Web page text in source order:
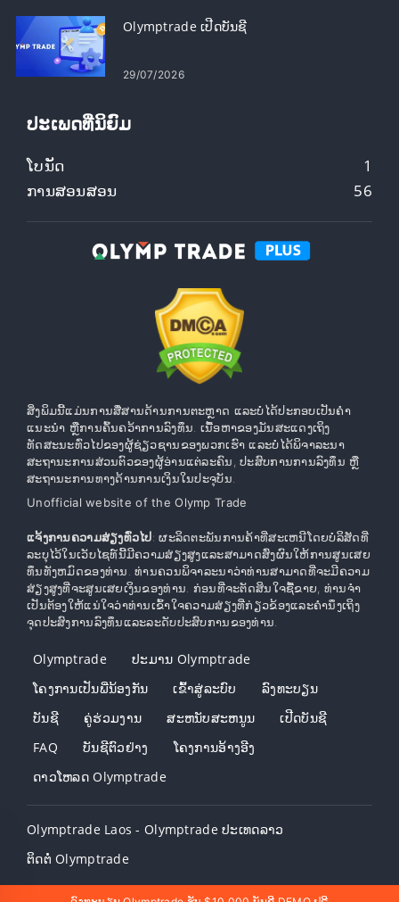
Olymptrade ເປີດບັນຊີ
29/07/2026
ປະເພດທີ່ນິຍົມ
ໂບນັດ
1
ການສອນສອນ
56
ສິ່ງພິມນີ້ແມ່ນການສື່ສານດ້ານການຕະຫຼາດ ແລະບໍ່ໄດ້ປະກອບເປັນຄໍາ
ແນະນໍາ ຫຼືການຄົ້ນຄວ້າການລົງທຶນ. ເນື້ອຫາຂອງມັນສະແດງເຖິງ
ທັດສະນະທົ່ວໄປຂອງຜູ້ຊ່ຽວຊານຂອງພວກເຮົາ ແລະບໍ່ໄດ້ພິຈາລະນາ
ສະຖານະການສ່ວນຕົວຂອງຜູ້ອ່ານແຕ່ລະຄົນ, ປະສົບການການລົງທຶນ ຫຼື
ສະຖານະການທາງດ້ານການເງິນໃນປະຈຸບັນ.
Unofficial website of the Olymp Trade
ແຈ້ງການຄວາມສ່ຽງທົ່ວໄປ: ຜະລິດຕະພັນການຄ້າທີ່ສະເຫນີໂດຍບໍລິສັດທີ່
ລະບຸໄວ້ໃນເວັບໄຊທ໌ນີ້ມີຄວາມສ່ຽງສູງແລະສາມາດສົ່ງຜົນໃຫ້ການສູນເສຍ
ທຶນທັງຫມົດຂອງທ່ານ. ທ່ານຄວນພິຈາລະນາວ່າທ່ານສາມາດທີ່ຈະມີຄວາມ
ສ່ຽງສູງທີ່ຈະສູນເສຍເງິນຂອງທ່ານ. ກ່ອນທີ່ຈະຕັດສິນໃຈຊື້ຂາຍ, ທ່ານຈໍາ
ເປັນຕ້ອງໃຫ້ແນ່ໃຈວ່າທ່ານເຂົ້າໃຈຄວາມສ່ຽງທີ່ກ່ຽວຂ້ອງແລະຄໍານຶງເຖິງ
ຈຸດປະສົງການລົງທຶນແລະລະດັບປະສົບການຂອງທ່ານ.
Olymptrade
ປະມານ Olymptrade
ໂຄງການເປັນພີ່ນ້ອງກັນ
ເຂົ້າ​ສູ່​ລະ​ບົບ
ລົງ​ທະ​ບຽນ
ບັນຊີ
ຄູ່ຮ່ວມງານ ສະຫນັບສະຫນູນ
ເປີດບັນຊີ
FAQ
ບັນຊີຕົວຢ່າງ
ໂຄງການອ້າງອີງ
ດາວໂຫລດ Olymptrade
Olymptrade Laos - Olymptrade ປະເທດລາວ
ຕິດຕໍ່ Olymptrade